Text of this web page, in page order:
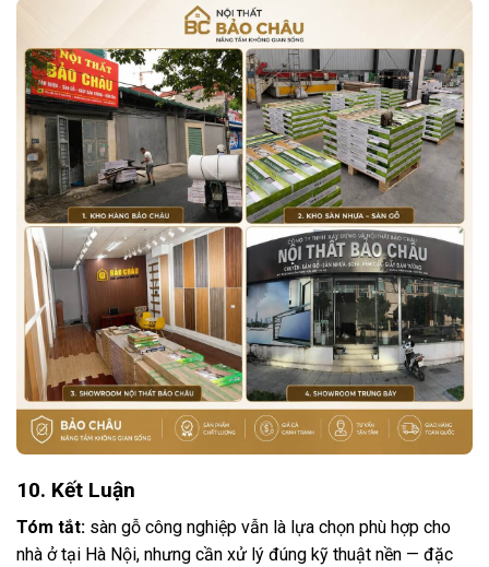
10. Kết Luận
Tóm tắt: sàn gỗ công nghiệp vẫn là lựa chọn phù hợp cho
nhà ở tại Hà Nội, nhưng cần xử lý đúng kỹ thuật nền — đặc